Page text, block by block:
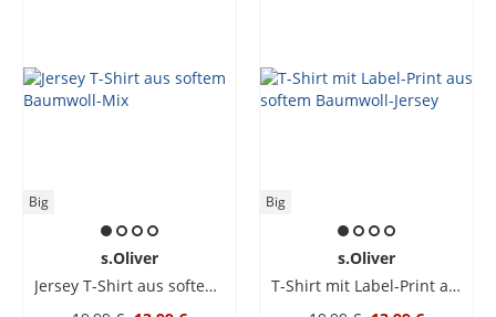
Big
s.Oliver
Jersey T-Shirt aus softem Baumwoll-Mix
Big
s.Oliver
T-Shirt mit Label-Print aus softem Baumwoll-Jersey